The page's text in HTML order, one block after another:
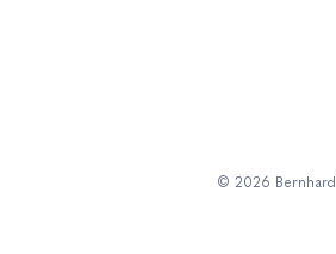
© 2026 Bernhard